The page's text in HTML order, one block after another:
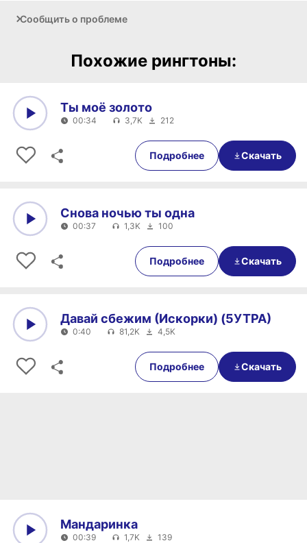
Сообщить о проблеме
Похожие рингтоны:
00:34
Ты моё золото
00:34 3,7K 212
Подробнее Скачать
00:37
Снова ночью ты одна
00:37 1,3K 100
Подробнее Скачать
0:40
Давай сбежим (Искорки) (5УТРА)
0:40 81,2K 4,5K
Подробнее Скачать
Мандаринка
00:39 1,7K 139